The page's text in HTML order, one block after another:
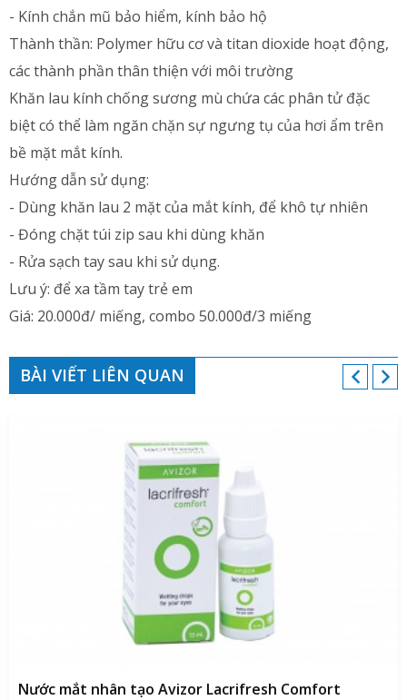
- Kính chắn mũ bảo hiểm, kính bảo hộ
Thành thần: Polymer hữu cơ và titan dioxide hoạt động,
các thành phần thân thiện với môi trường
Khăn lau kính chống sương mù chứa các phân tử đặc
biệt có thể làm ngăn chặn sự ngưng tụ của hơi ẩm trên
bề mặt mắt kính.
Hướng dẫn sử dụng:
- Dùng khăn lau 2 mặt của mắt kính, để khô tự nhiên
- Đóng chặt túi zip sau khi dùng khăn
- Rửa sạch tay sau khi sử dụng.
Lưu ý: để xa tầm tay trẻ em
Giá: 20.000đ/ miếng, combo 50.000đ/3 miếng
BÀI VIẾT LIÊN QUAN
Nước mắt nhân tạo Avizor Lacrifresh Comfort